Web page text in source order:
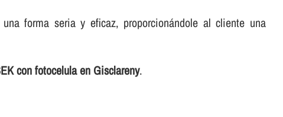
forma seria y eficaz, proporcionándole al cliente una
con fotocelula en Gisclareny.